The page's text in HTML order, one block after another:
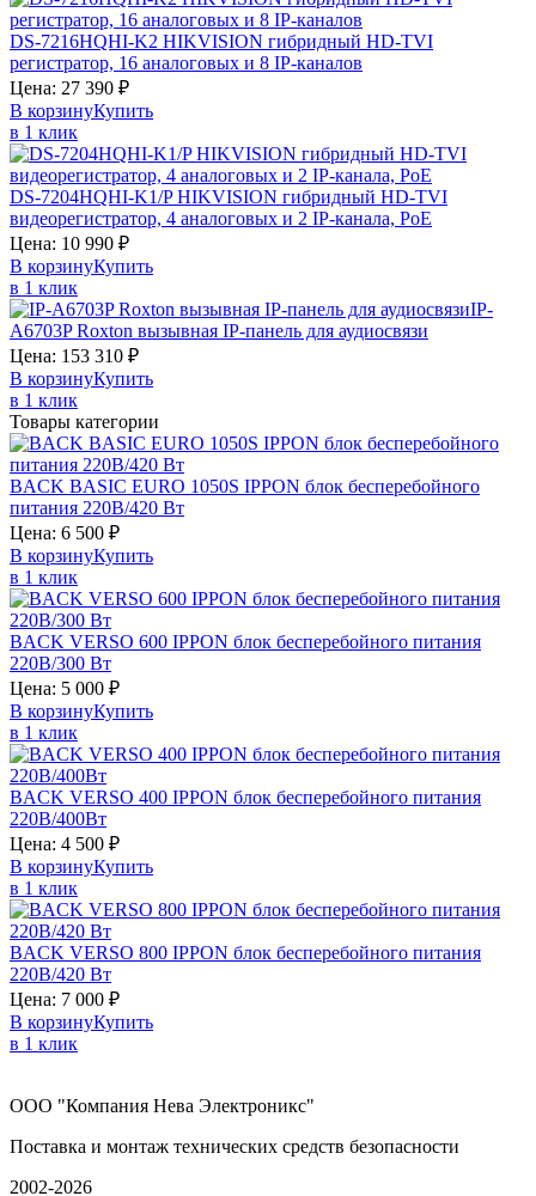
DS-7216HQHI-K2 HIKVISION гибридный HD-TVI
регистратор, 16 аналоговых и 8 IP-каналов
Цена: 27 390 ₽
В корзинуКупить
в 1 клик
DS-7204HQHI-K1/PHIKVISION гибридный HD-TVI
видеорегистратор, 4 аналоговых и 2 IP-канала, PoE
Цена: 10 990 ₽
В корзинуКупить
в 1 клик
IP-
A6703PRoxton вызывная IP-панель для аудиосвязи
Цена: 153 310 ₽
В корзинуКупить
в 1 клик
Товары категории
BACK BASIC EURO 1050S IPPON блок бесперебойного
питания 220В/420 Вт
Цена: 6 500 ₽
В корзинуКупить
в 1 клик
BACK VERSO 600 IPPON блок бесперебойного питания
220В/300 Вт
Цена: 5 000 ₽
В корзинуКупить
в 1 клик
BACK VERSO 400 IPPON блок бесперебойного питания
220В/400Вт
Цена: 4 500 ₽
В корзинуКупить
в 1 клик
BACK VERSO 800 IPPON блок бесперебойного питания
220В/420 Вт
Цена: 7 000 ₽
В корзинуКупить
в 1 клик
ООО "Компания Нева Электроникс"
Поставка и монтаж технических средств безопасности
2002-2026